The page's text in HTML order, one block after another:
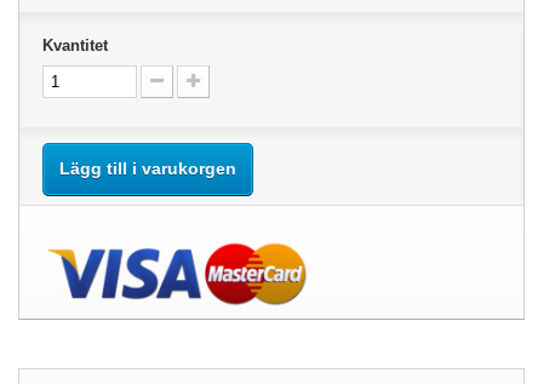
Kvantitet
Lägg till i varukorgen